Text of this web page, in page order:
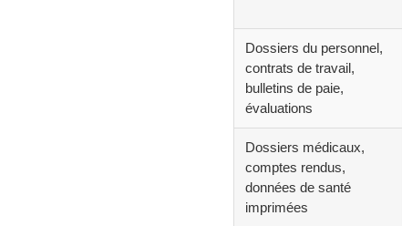
Dossiers du personnel,
contrats de travail,
bulletins de paie,
évaluations
Dossiers médicaux,
comptes rendus,
données de santé
imprimées